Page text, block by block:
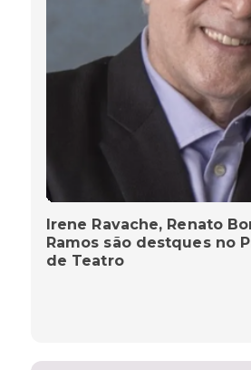
Irene Ravache, Renato
Ramos são destques no
de Teatro